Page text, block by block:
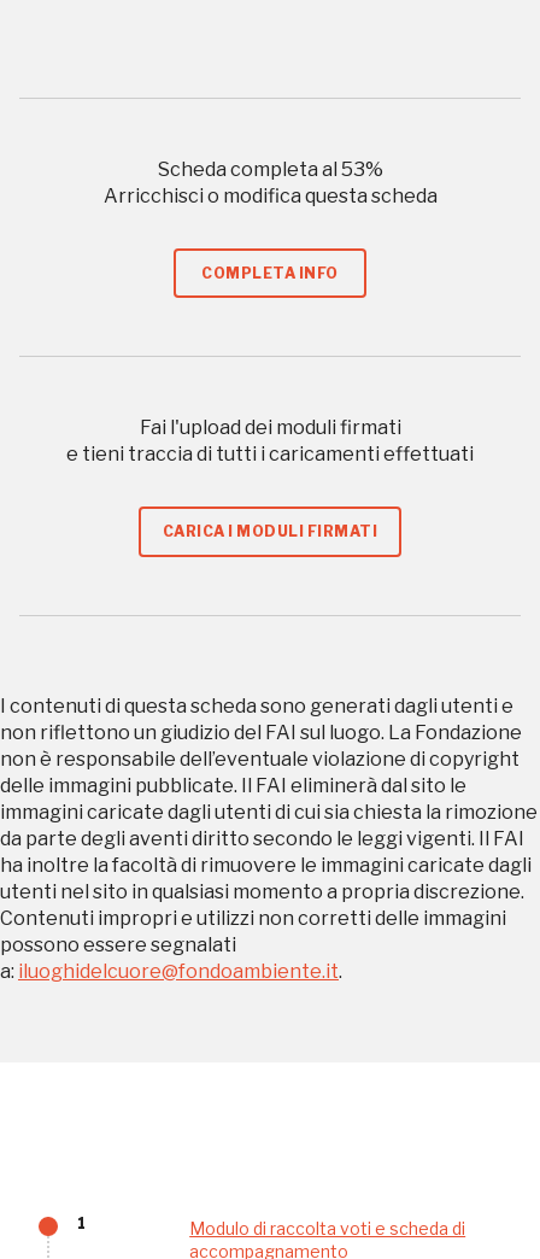
Scheda completa al 53%
Arricchisci o modifica questa scheda
COMPLETA INFO
Fai l'upload dei moduli firmati
e tieni traccia di tutti i caricamenti effettuati
CARICA I MODULI FIRMATI
I contenuti di questa scheda sono generati dagli utenti e
non riflettono un giudizio del FAI sul luogo. La Fondazione
non è responsabile dell’eventuale violazione di copyright
delle immagini pubblicate. Il FAI eliminerà dal sito le
immagini caricate dagli utenti di cui sia chiesta la rimozione
da parte degli aventi diritto secondo le leggi vigenti. Il FAI
ha inoltre la facoltà di rimuovere le immagini caricate dagli
utenti nel sito in qualsiasi momento a propria discrezione.
Contenuti impropri e utilizzi non corretti delle immagini
possono essere segnalati
a: iluoghidelcuore@fondoambiente.it.
1
Modulo di raccolta voti e scheda di
accompagnamento
Registrati alla newsletter
Accedi alle informazioni per te più interessanti,
a quelle inerenti i luoghi più vicini e gli eventi
REGISTRATI
Regalati 365 giorni di arte e cultura nell'Italia
ISCRIVITI AL FAI
Scopri tutte le opportunità riservate agli iscritti
Ingresso gratuito
nei Beni FAI tutto l'anno
Gratis
Museo
Sansevero
Napoli
Palazzo Strozzi
Firenze
Tutto questo non